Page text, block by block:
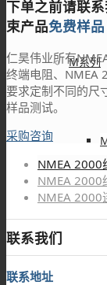
M系列
下单之前请联
束产品免费样品
仁昊伟业所有
终端电阻、NMEA
要求定制不同的尺
样品测试。
采购咨询
NMEA 2000
NMEA 2000
NMEA 2000
联系我们
联系地址